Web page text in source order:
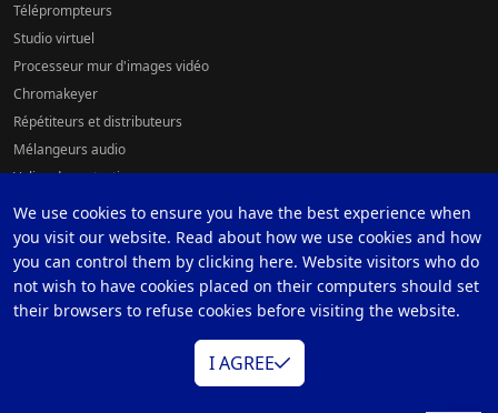
Téléprompteurs
Studio virtuel
Processeur mur d'images vidéo
Chromakeyer
Répétiteurs et distributeurs
Mélangeurs audio
Valise de protection
Logiciels
Accessoires
Contrôleurs pour caméras
Système de fond vert
Contrôle à Distance de Caméra et Mélangeur
We use cookies to ensure you have the best experience when
you visit our website. Read about how we use cookies and how
you can control them by clicking here. Website visitors who do
not wish to have cookies placed on their computers should set
their browsers to refuse cookies before visiting the website.
I AGREE